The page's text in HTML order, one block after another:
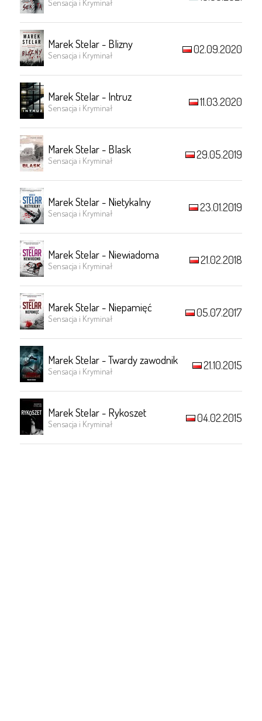
Sensacja i Kryminał
Marek Stelar - Blizny
Sensacja i Kryminał 02.09.2020
Marek Stelar - Intruz
Sensacja i Kryminał 11.03.2020
Marek Stelar - Blask
Sensacja i Kryminał 29.05.2019
Marek Stelar - Nietykalny
Sensacja i Kryminał 23.01.2019
Marek Stelar - Niewiadoma
Sensacja i Kryminał 21.02.2018
Marek Stelar - Niepamięć
Sensacja i Kryminał 05.07.2017
Marek Stelar - Twardy zawodnik
Sensacja i Kryminał 21.10.2015
Marek Stelar - Rykoszet
Sensacja i Kryminał 04.02.2015